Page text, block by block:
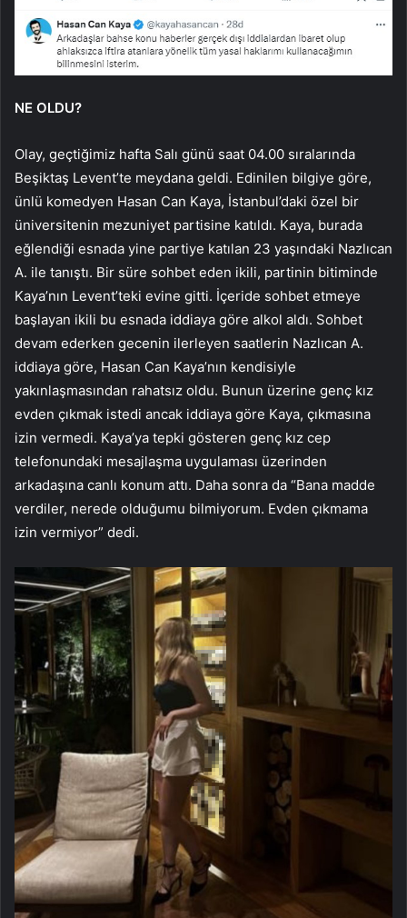
NE OLDU?
Olay, geçtiğimiz hafta Salı günü saat 04.00 sıralarında
Beşiktaş Levent’te meydana geldi. Edinilen bilgiye göre,
ünlü komedyen Hasan Can Kaya, İstanbul’daki özel bir
üniversitenin mezuniyet partisine katıldı. Kaya, burada
eğlendiği esnada yine partiye katılan 23 yaşındaki Nazlıcan
A. ile tanıştı. Bir süre sohbet eden ikili, partinin bitiminde
Kaya’nın Levent’teki evine gitti. İçeride sohbet etmeye
başlayan ikili bu esnada iddiaya göre alkol aldı. Sohbet
devam ederken gecenin ilerleyen saatlerin Nazlıcan A.
iddiaya göre, Hasan Can Kaya’nın kendisiyle
yakınlaşmasından rahatsız oldu. Bunun üzerine genç kız
evden çıkmak istedi ancak iddiaya göre Kaya, çıkmasına
izin vermedi. Kaya’ya tepki gösteren genç kız cep
telefonundaki mesajlaşma uygulaması üzerinden
arkadaşına canlı konum attı. Daha sonra da “Bana madde
verdiler, nerede olduğumu bilmiyorum. Evden çıkmama
izin vermiyor” dedi.